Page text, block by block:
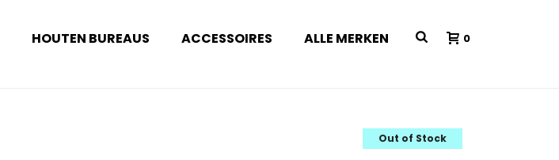
HOUTEN BUREAUS ACCESSOIRES ALLE MERKEN 0
Out of Stock